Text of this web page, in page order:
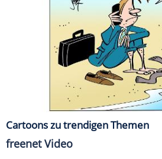
Cartoons zu trendigen Themen
freenet Video